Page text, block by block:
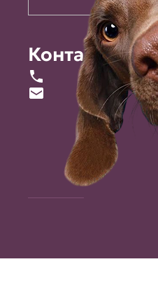
Контакты